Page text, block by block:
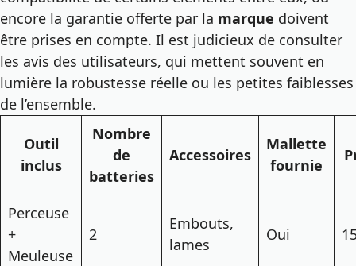
encore la garantie offerte par la marque doivent
être prises en compte. Il est judicieux de consulter
les avis des utilisateurs, qui mettent souvent en
lumière la robustesse réelle ou les petites faiblesses
de l’ensemble.
Outil
inclus
Nombre
de
batteries
Accessoires
Mallette
fournie
Perceuse
+
Meuleuse
2
Embouts,
lames
Oui